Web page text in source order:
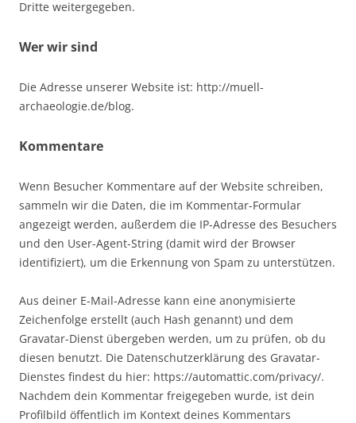
Dritte weitergegeben.
Wer wir sind
Die Adresse unserer Website ist: http://muell-
archaeologie.de/blog.
Kommentare
Wenn Besucher Kommentare auf der Website schreiben,
sammeln wir die Daten, die im Kommentar-Formular
angezeigt werden, außerdem die IP-Adresse des Besuchers
und den User-Agent-String (damit wird der Browser
identifiziert), um die Erkennung von Spam zu unterstützen.
Aus deiner E-Mail-Adresse kann eine anonymisierte
Zeichenfolge erstellt (auch Hash genannt) und dem
Gravatar-Dienst übergeben werden, um zu prüfen, ob du
diesen benutzt. Die Datenschutzerklärung des Gravatar-
Dienstes findest du hier: https://automattic.com/privacy/.
Nachdem dein Kommentar freigegeben wurde, ist dein
Profilbild öffentlich im Kontext deines Kommentars